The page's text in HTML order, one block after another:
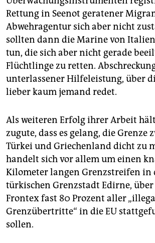
Rettung in Seenot geratener
Abwehragentur sich aber nicht
sollten dann die Marine von
tun, die sich aber nicht gerade
Flüchtlinge zu retten.
unterlassener Hilfeleistung, über
lieber kaum jemand redet.
Als weiteren Erfolg ihrer Arbeit
zugute, dass es gelang, die Grenze
Türkei und Griechenland dicht zu
handelt sich vor allem um einen
Kilometer langen Grenzstreifen in
türkischen Grenzstadt Edirne,
Frontex fast 80 Prozent aller
Grenzübertritte“ in die EU
sollen.